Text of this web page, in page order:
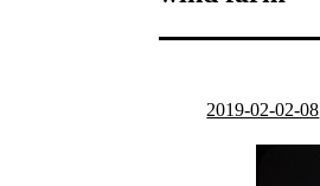
2019-02-02-08